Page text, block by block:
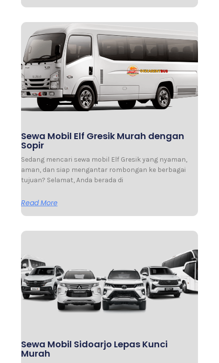
Sewa Mobil Elf Gresik Murah dengan
Sopir
Sedang mencari sewa mobil Elf Gresik yang nyaman,
aman, dan siap mengantar rombongan ke berbagai
tujuan? Selamat, Anda berada di
Read More
Sewa Mobil Sidoarjo Lepas Kunci
Murah